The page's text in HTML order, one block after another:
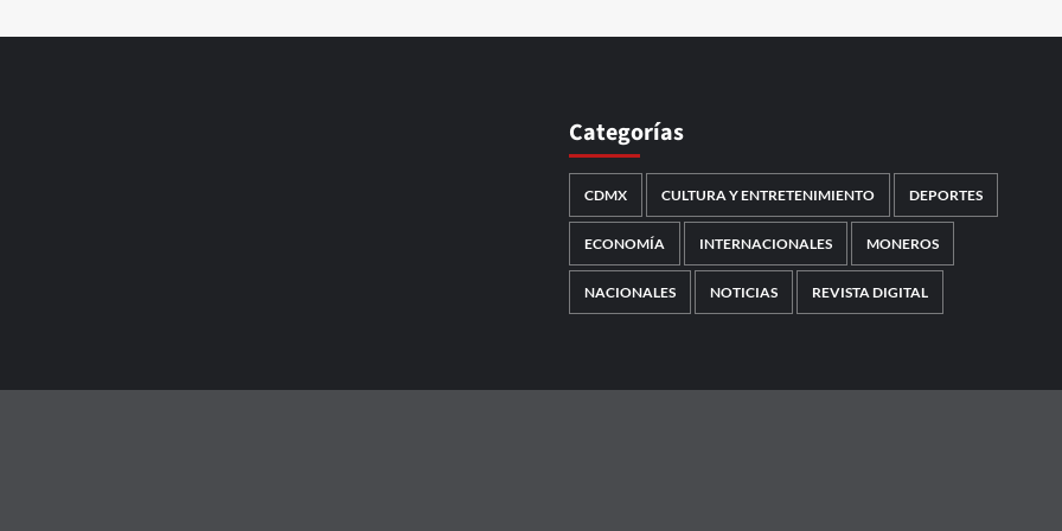
Categorías
CDMX CULTURA Y ENTRETENIMIENTO DEPORTES
ECONOMÍA INTERNACIONALES MONEROS
NACIONALES NOTICIAS REVISTA DIGITAL